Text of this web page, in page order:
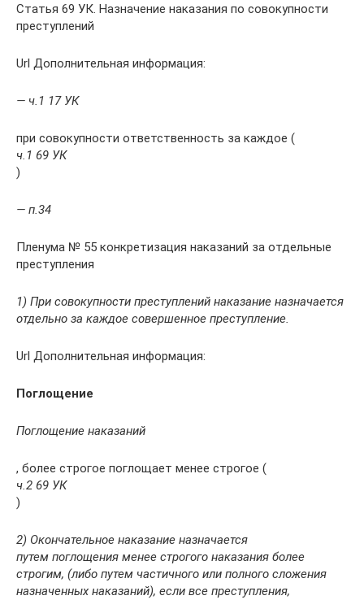
Статья 69 УК. Назначение наказания по совокупности
преступлений
Url Дополнительная информация:
— ч.1 17 УК
при совокупности ответственность за каждое (
ч.1 69 УК
)
— п.34
Пленума № 55 конкретизация наказаний за отдельные
преступления
1) При совокупности преступлений наказание назначается
отдельно за каждое совершенное преступление.
Url Дополнительная информация:
Поглощение
Поглощение наказаний
, более строгое поглощает менее строгое (
ч.2 69 УК
)
2) Окончательное наказание назначается
путем поглощения менее строгого наказания более
строгим, (либо путем частичного или полного сложения
назначенных наказаний), если все преступления,